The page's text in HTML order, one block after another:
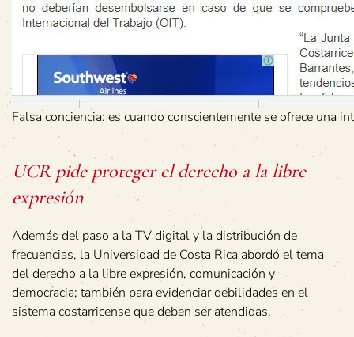
Falsa conciencia: es cuando conscientemente se ofrece una
UCR pide proteger el derecho a la libre
expresión
Además del paso a la TV digital y la distribución de
frecuencias, la Universidad de Costa Rica abordó el tema
del derecho a la libre expresión, comunicación y
democracia; también para evidenciar debilidades en el
sistema costarricense que deben ser atendidas.